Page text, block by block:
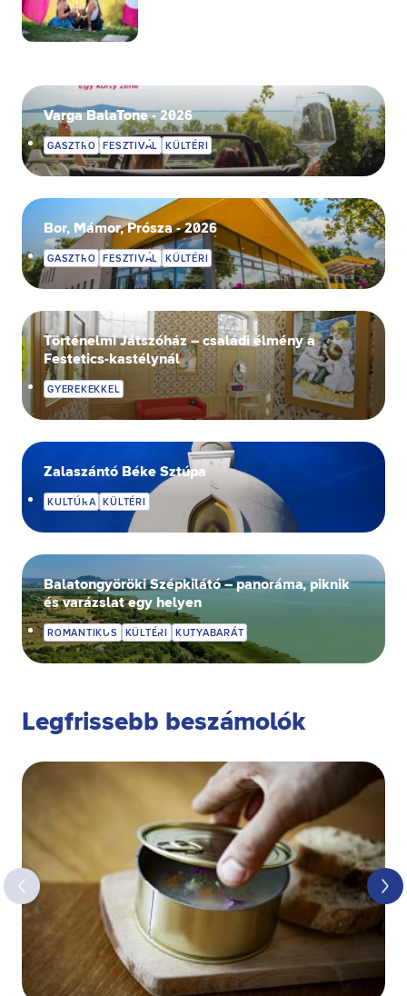
Varga BalaTone - 2026
GASZTRO FESZTIVÁL KÜLTÉRI
Bor, Mámor, Prósza - 2026
GASZTRO FESZTIVÁL KÜLTÉRI
Történelmi Játszóház – családi élmény a
Festetics-kastélynál
GYEREKEKKEL
Zalaszántó Béke Sztúpa
KULTÚRA KÜLTÉRI
Balatongyöröki Szépkilátó – panoráma, piknik
és varázslat egy helyen
ROMANTIKUS KÜLTÉRI KUTYABARÁT
Legfrissebb beszámolók